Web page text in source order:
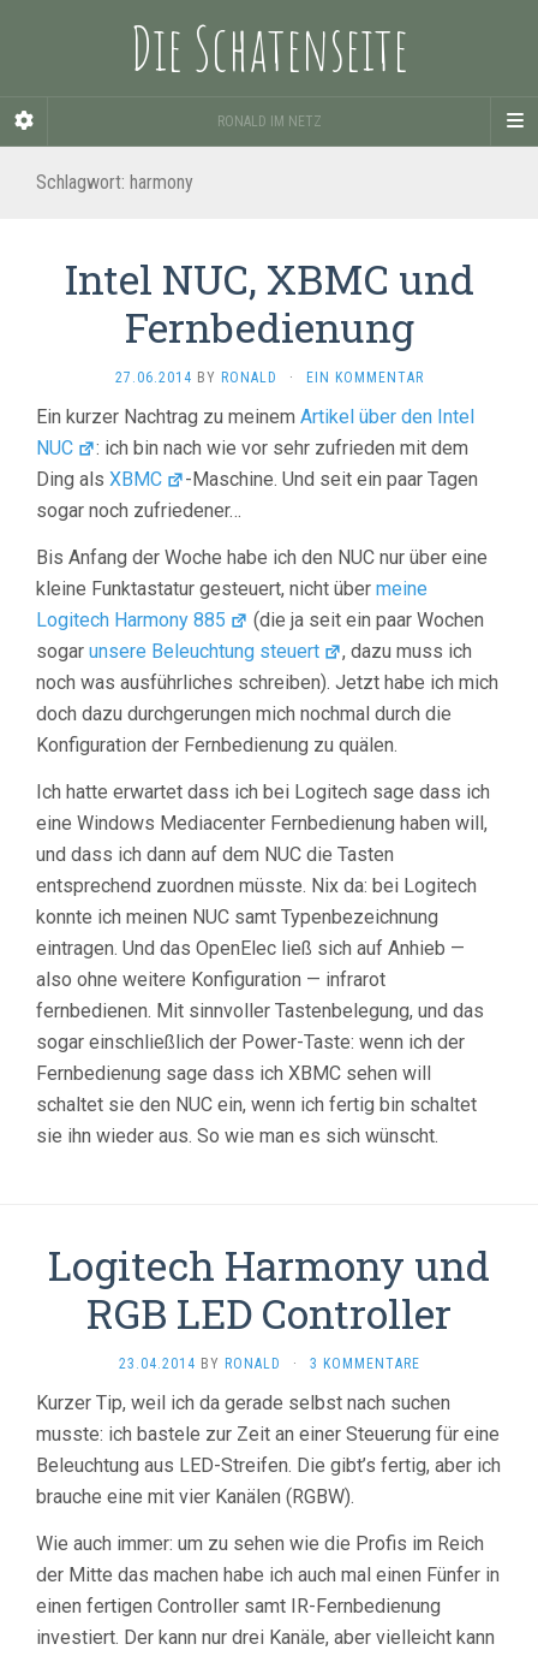
Die Schatenseite
RONALD IM NETZ
Schlagwort: harmony
Intel NUC, XBMC und
Fernbedienung
27.06.2014 BY RONALD · EIN KOMMENTAR
Ein kurzer Nachtrag zu meinem Artikel über den Intel
NUC
: ich bin nach wie vor sehr zufrieden mit dem
Ding als XBMC
-Maschine. Und seit ein paar Tagen
sogar noch zufriedener…
Bis Anfang der Woche habe ich den NUC nur über eine
kleine Funktastatur gesteuert, nicht über meine
Logitech Harmony 885
(die ja seit ein paar Wochen
sogar unsere Beleuchtung steuert
, dazu muss ich
noch was ausführliches schreiben). Jetzt habe ich mich
doch dazu durchgerungen mich nochmal durch die
Konfiguration der Fernbedienung zu quälen.
Ich hatte erwartet dass ich bei Logitech sage dass ich
eine Windows Mediacenter Fernbedienung haben will,
und dass ich dann auf dem NUC die Tasten
entsprechend zuordnen müsste. Nix da: bei Logitech
konnte ich meinen NUC samt Typenbezeichnung
eintragen. Und das OpenElec ließ sich auf Anhieb —
also ohne weitere Konfiguration — infrarot
fernbedienen. Mit sinnvoller Tastenbelegung, und das
sogar einschließlich der Power-Taste: wenn ich der
Fernbedienung sage dass ich XBMC sehen will
schaltet sie den NUC ein, wenn ich fertig bin schaltet
sie ihn wieder aus. So wie man es sich wünscht.
Logitech Harmony und
RGB LED Controller
23.04.2014 BY RONALD · 3 KOMMENTARE
Kurzer Tip, weil ich da gerade selbst nach suchen
musste: ich bastele zur Zeit an einer Steuerung für eine
Beleuchtung aus LED-Streifen. Die gibt’s fertig, aber ich
brauche eine mit vier Kanälen (RGBW).
Wie auch immer: um zu sehen wie die Profis im Reich
der Mitte das machen habe ich auch mal einen Fünfer in
einen fertigen Controller samt IR-Fernbedienung
investiert. Der kann nur drei Kanäle, aber vielleicht kann